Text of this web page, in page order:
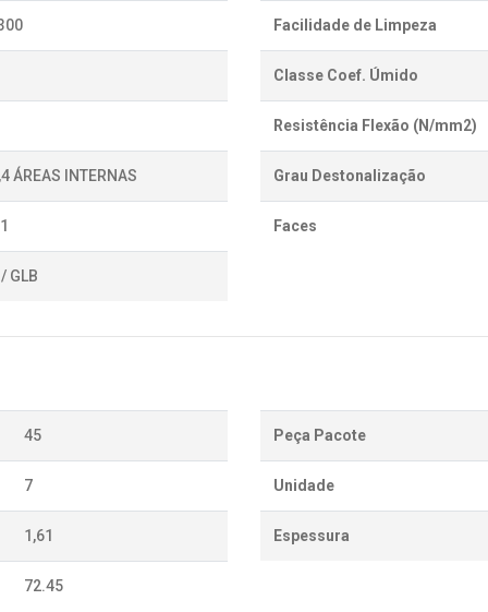
ÁREAS INTERNAS
GLB
Facilidade de Limpeza
Classe Coef. Úmido
Resistência Flexão (N/mm2)
Grau Destonalização
Faces
45
7
1,61
72.45
Peça Pacote
Unidade
Espessura